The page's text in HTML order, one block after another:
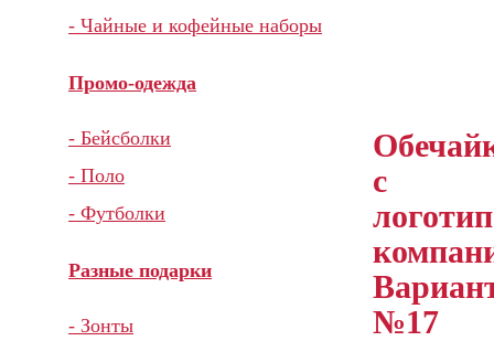
с
№17
- Чайные и кофейные наборы
Промо-одежда
- Бейсболки
- Поло
- Футболки
Разные подарки
- Зонты